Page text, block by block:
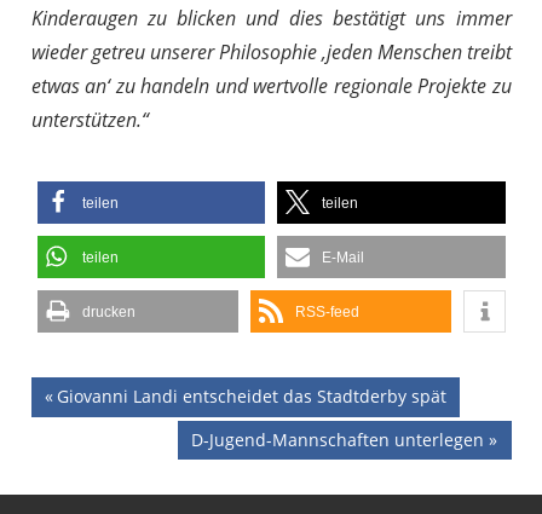
Kinderaugen zu blicken und dies bestätigt uns immer
wieder getreu unserer Philosophie ‚jeden Menschen treibt
etwas an‘ zu handeln und wertvolle regionale Projekte zu
unterstützen.“
teilen teilen
teilen E-Mail
drucken RSS-feed
Beitragsnavigation
Vorheriger
Beitrag:
Giovanni Landi entscheidet das Stadtderby spät
Nächster
Beitrag:
D-Jugend-Mannschaften unterlegen